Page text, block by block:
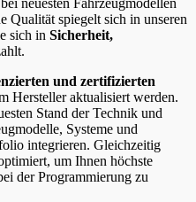
neuesten Fahrzeugmodellen
Qualität spiegelt sich in unseren
sich in Sicherheit,
und zertifizierten
Hersteller aktualisiert werden.
Stand der Technik und
Systeme und
integrieren. Gleichzeitig
um Ihnen höchste
der Programmierung zu